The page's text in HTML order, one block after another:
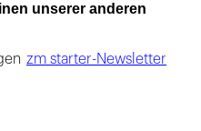
unserer anderen
zm starter-Newsletter